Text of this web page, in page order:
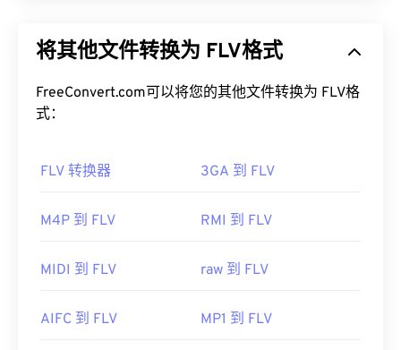
RealNetworks 开发）打开。如果您没有
RealPlayer，请点击此处 下载。
其他可以打开 RM 文件的程序包括VLC media player
、MPlayer
Android 的 VLC media player
。
首次发行：1997年
https://www.realnetworks.com/realmediaHD
量、同步良好的多媒体内容。它也是一个媒体容器，
准ISO/IEC 14496-12:2008（也称为 ISO 基础媒体
文件格式），该标准具有灵活性和独立性的优势。
如何打开 FLV 文件？
Creative Cloud
(Animate CC) 和Flash）中打开。在
支持章节或字幕，但支持元数据标签。
品中打开。其他可以打开 FLV 的程序包括
将其他文件转换为 FLV格式
FreeConvert.com可以将您的其他文件转换为 FLV格
式：
FLV 转换器 3GA 到 FLV
M4P 到 FLV RMI 到 FLV
MIDI 到 FLV raw 到 FLV
AIFC 到 FLV MP1 到 FLV